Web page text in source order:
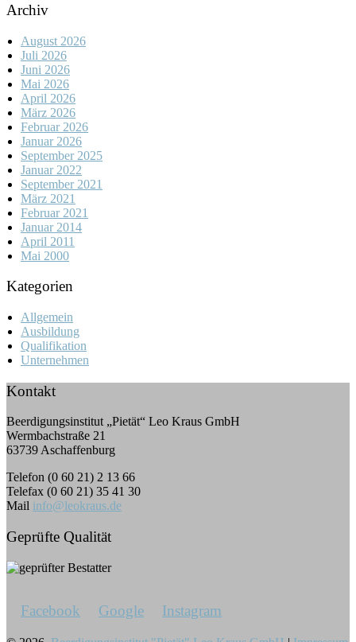
Archiv
August 2026
Juli 2026
Juni 2026
Mai 2026
April 2026
März 2026
Februar 2026
Januar 2026
September 2025
Januar 2022
September 2021
März 2021
Februar 2021
Januar 2014
April 2011
Mai 2000
Kategorien
Allgemein
Ausbildung
Qualifikation
Unternehmen
Kontakt
Beerdigungsinstitut „Pietät“ Leo Kraus GmbH
Wermbachstraße 21
63739 Aschaffenburg
Telefon (0 60 21) 2 13 66
Telefax (0 60 21) 35 41 30
Mail info@leokraus.de
Geprüfte Qualität
Facebook Google Instagram